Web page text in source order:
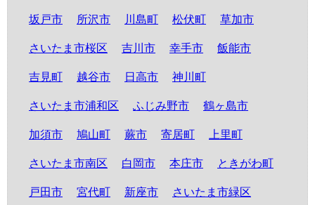
坂戸市 所沢市 川島町 松伏町 草加市
さいたま市桜区 吉川市 幸手市 飯能市
吉見町 越谷市 日高市 神川町
さいたま市浦和区 ふじみ野市 鶴ヶ島市
加須市 鳩山町 蕨市 寄居町 上里町
さいたま市南区 白岡市 本庄市 ときがわ町
戸田市 宮代町 新座市 さいたま市緑区